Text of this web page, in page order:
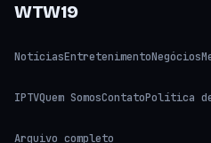
WTW19
NotíciasEntretenimentoNegócios
IPTVQuem SomosContatoPolítica
Arquivo completo